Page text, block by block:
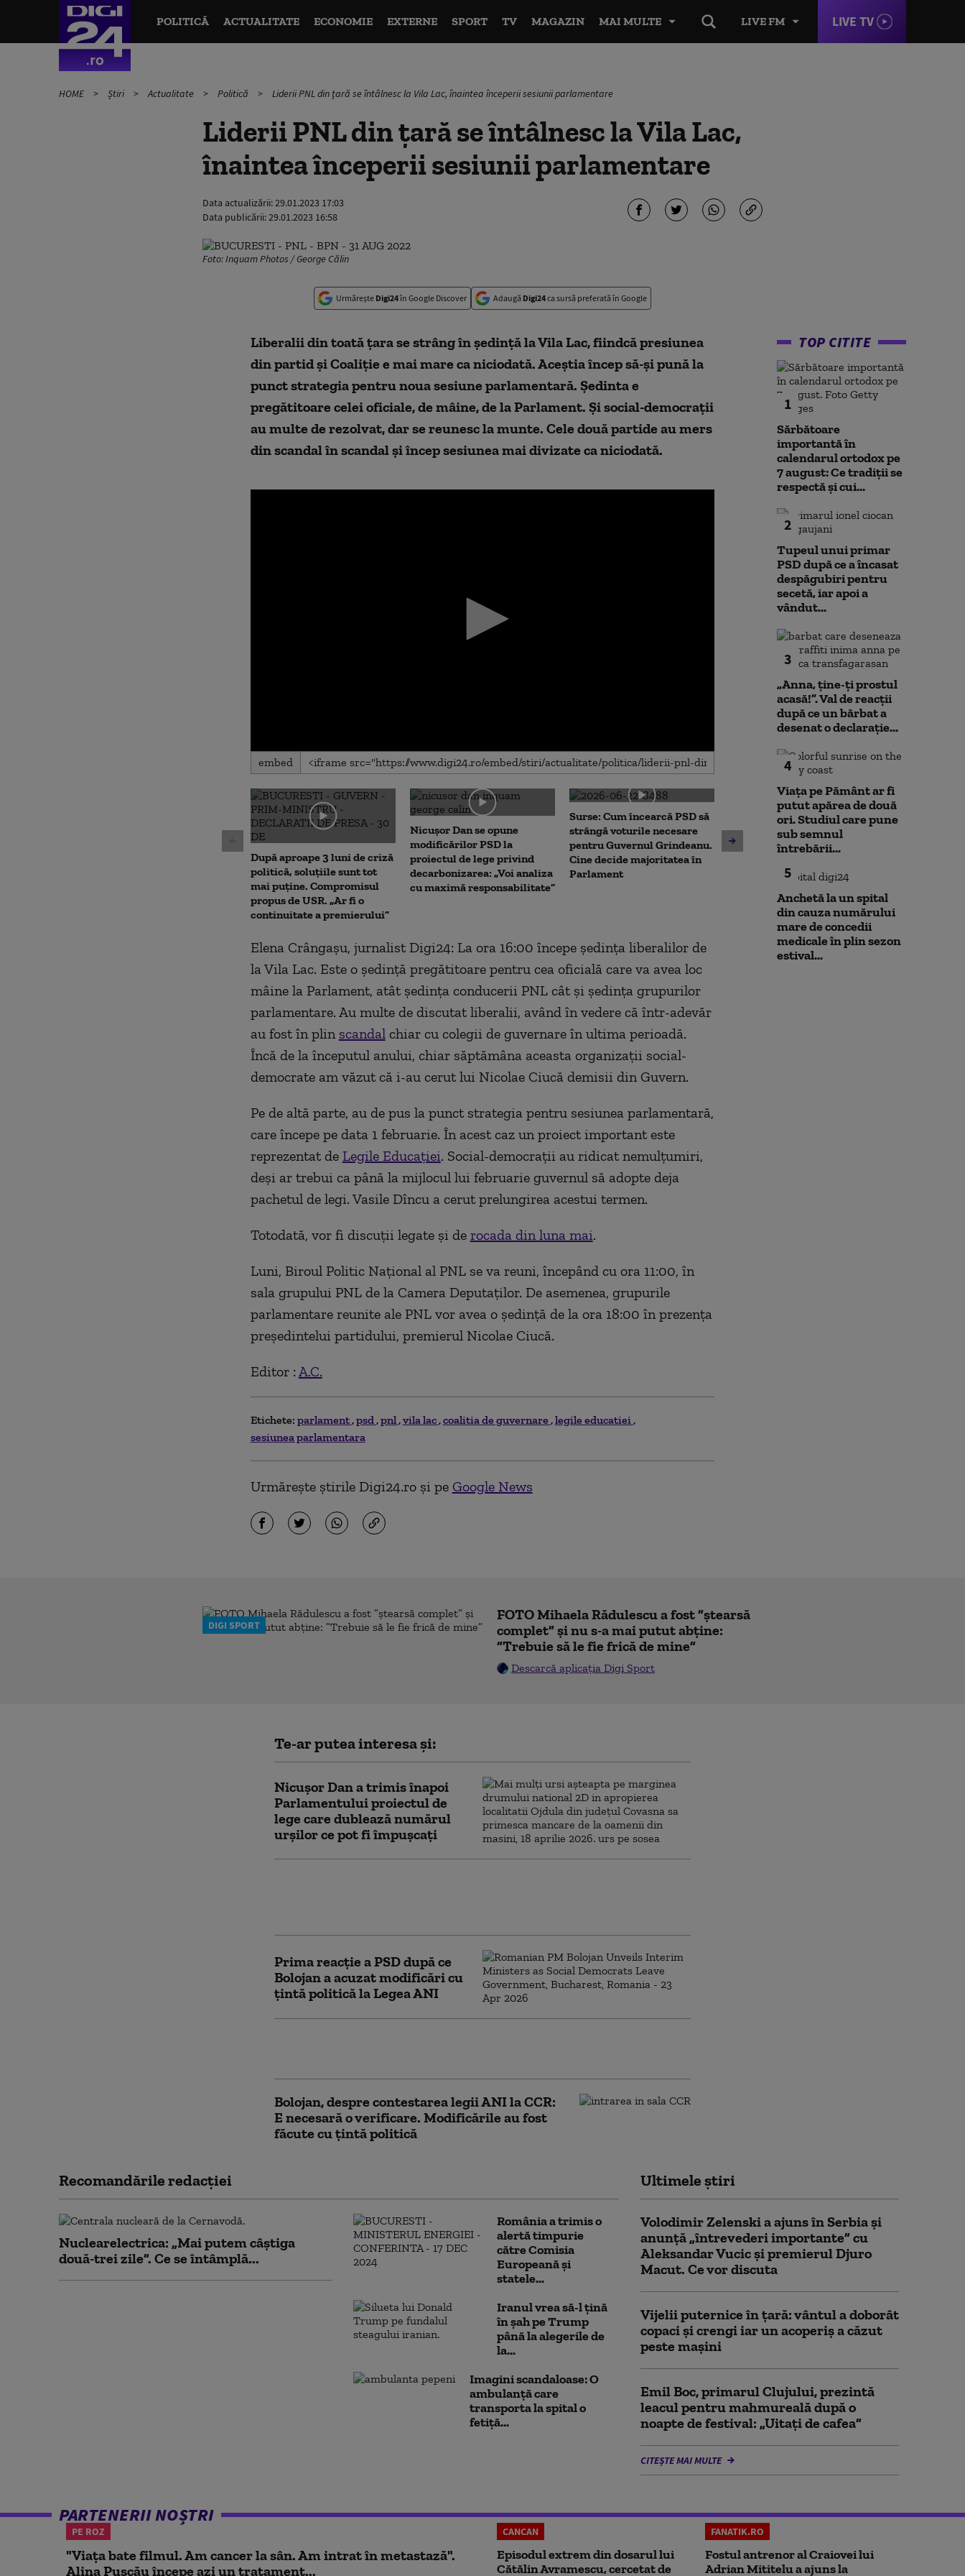
LIVE FM LIVE TV
POLITICĂ ACTUALITATE ECONOMIE EXTERNE SPORT TV MAGAZIN MAI MULTE
HOME Știri Actualitate Politică Liderii PNL din țară se întâlnesc la Vila Lac, înaintea începerii sesiunii parlamentare
Liderii PNL din țară se întâlnesc la Vila Lac,
înaintea începerii sesiunii parlamentare
Data actualizării:29.01.2023 17:03
Data publicării:29.01.2023 16:58
Foto: Inquam Photos / George Călin
Urmărește Digi24în Google Discover Adaugă Digi24ca sursă preferată în Google
Liberalii din toată țara se strâng în ședință la Vila Lac, fiindcă presiunea
din partid și Coaliție e mai mare ca niciodată. Aceștia încep să-și pună la
punct strategia pentru noua sesiune parlamentară. Ședinta e
pregătitoare celei oficiale, de mâine, de la Parlament. Și social-democrații
au multe de rezolvat, dar se reunesc la munte. Cele două partide au mers
din scandal în scandal și încep sesiunea mai divizate ca niciodată.
0
seconds
0
secondsVolume
90%
embed
După aproape 3 luni de criză
politică, soluțiile sunt tot
mai puține. Compromisul
propus de USR. „Ar fi o
continuitate a premierului”
Nicușor Dan se opune
modificărilor PSD la
proiectul de lege privind
decarbonizarea: „Voi analiza
cu maximă responsabilitate”
Surse: Cum încearcă PSD să
strângă voturile necesare
pentru Guvernul Grindeanu.
Cine decide majoritatea în
Parlament
Dominic Fritz acuză PSD,
după respingerea legii
integrității, de „un joc
extrem de cinic”
Elena Crângașu, jurnalist Digi24: La ora 16:00 începe ședința liberalilor de
la Vila Lac. Este o ședință pregătitoare pentru cea oficială care va avea loc
mâine la Parlament, atât ședința conducerii PNL cât și ședința grupurilor
parlamentare. Au multe de discutat liberalii, având în vedere că într-adevăr
au fost în plin scandal chiar cu colegii de guvernare în ultima perioadă.
Încă de la începutul anului, chiar săptămâna aceasta organizații social-
democrate am văzut că i-au cerut lui Nicolae Ciucă demisii din Guvern.
Pe de altă parte, au de pus la punct strategia pentru sesiunea parlamentară,
care începe pe data 1 februarie. În acest caz un proiect important este
reprezentat de Legile Educației. Social-democrații au ridicat nemulțumiri,
deși ar trebui ca până la mijlocul lui februarie guvernul să adopte deja
pachetul de legi. Vasile Dîncu a cerut prelungirea acestui termen.
Totodată, vor fi discuții legate și de rocada din luna mai.
Luni, Biroul Politic Naţional al PNL se va reuni, începând cu ora 11:00, în
sala grupului PNL de la Camera Deputaţilor. De asemenea, grupurile
parlamentare reunite ale PNL vor avea o şedinţă de la ora 18:00 în prezenţa
preşedintelui partidului, premierul Nicolae Ciucă.
Editor : A.C.
Etichete: parlament psd pnl vila lac coalitia de guvernare legile educatiei
sesiunea parlamentara
Urmărește știrile Digi24.ro și pe Google News
TOP CITITE
1
Sărbătoare
importantă în
calendarul ortodox pe
7 august: Ce tradiții se
respectă și cui...
2
Tupeul unui primar
PSD după ce a încasat
despăgubiri pentru
secetă, iar apoi a
vândut...
3
„Anna, ţine-ţi prostul
acasă!”. Val de reacții
după ce un bărbat a
desenat o declarație...
4
Viața pe Pământ ar fi
putut apărea de două
ori. Studiul care pune
sub semnul
întrebării...
5
Anchetă la un spital
din cauza numărului
mare de concedii
medicale în plin sezon
estival...
DIGI SPORT
FOTO Mihaela Rădulescu a fost ”ștearsă
complet” și nu s-a mai putut abține:
”Trebuie să le fie frică de mine”
Descarcă aplicația Digi Sport
Te-ar putea interesa și:
Nicușor Dan a trimis înapoi
Parlamentului proiectul de
lege care dublează numărul
urșilor ce pot fi împușcați
Prima reacție a PSD după ce
Bolojan a acuzat modificări cu
țintă politică la Legea ANI
Bolojan, despre contestarea legii ANI la CCR:
E necesară o verificare. Modificările au fost
făcute cu țintă politică
Recomandările redacţiei
Nuclearelectrica: „Mai putem câștiga
două-trei zile”. Ce se întâmplă...
România a trimis o
alertă timpurie
către Comisia
Europeană și
statele...
Iranul vrea să-l țină
în șah pe Trump
până la alegerile de
la...
Imagini scandaloase: O
ambulanță care
transporta la spital o
fetiță...
Ultimele știri
Volodimir Zelenski a ajuns în Serbia și
anunță „întrevederi importante” cu
Aleksandar Vucic și premierul Djuro
Macut. Ce vor discuta
Vijelii puternice în țară: vântul a doborât
copaci și crengi iar un acoperiș a căzut
peste mașini
Emil Boc, primarul Clujului, prezintă
leacul pentru mahmureală după o
noapte de festival: „Uitați de cafea”
CITEȘTE MAI MULTE
PARTENERII NOȘTRI
PE ROZ
"Viața bate filmul. Am cancer la sân. Am intrat în metastază".
Alina Pușcău începe azi un tratament...
CANCAN
Episodul extrem din dosarul lui
Cătălin Avramescu, cercetat de
FANATIK.RO
Fostul antrenor al Craiovei lui
Adrian Mititelu a ajuns la